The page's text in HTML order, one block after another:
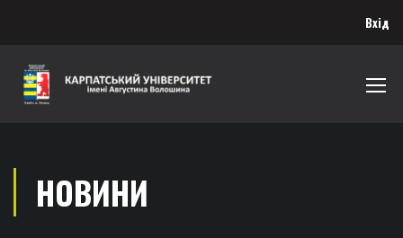
Вхід
НОВИНИ